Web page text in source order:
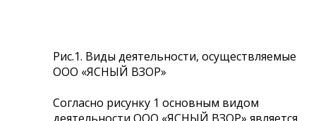
Рис.1. Виды деятельности, осуществляемые
ООО «ЯСНЫЙ ВЗОР»
Согласно рисунку 1 основным видом